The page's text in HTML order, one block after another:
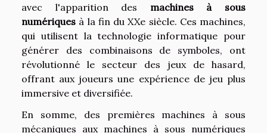
avec l'apparition des machines à sous
numériques à la fin du XXe siècle. Ces machines,
qui utilisent la technologie informatique pour
générer des combinaisons de symboles, ont
révolutionné le secteur des jeux de hasard,
offrant aux joueurs une expérience de jeu plus
immersive et diversifiée.
En somme, des premières machines à sous
mécaniques aux machines à sous numériques